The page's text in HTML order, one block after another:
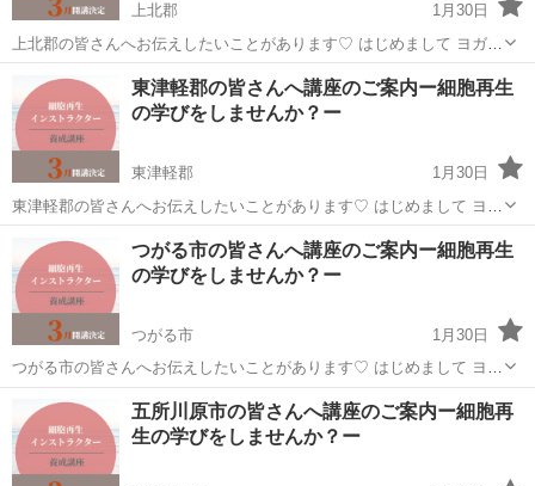
上北郡
1月30日
上北郡の皆さんへお伝えしたいことがあります♡ はじめまして ヨガイ
ンストラクターのハルナです 私が細胞再生の学びをした キッカケは産
後に一気に上がった 健康意識ですが 学ぶにつれて分かったことが ...
青森 生活知識 講座
東津軽郡の皆さんへ講座のご案内ー細胞再生
の学びをしませんか？ー
東津軽郡
1月30日
東津軽郡の皆さんへお伝えしたいことがあります♡ はじめまして ヨガ
インストラクターのハルナです 私が細胞再生の学びをした キッカケは
産後に一気に上がった 健康意識ですが 学ぶにつれて分かったことが...
青森 生活知識
つがる市の皆さんへ講座のご案内ー細胞再生
の学びをしませんか？ー
つがる市
1月30日
つがる市の皆さんへお伝えしたいことがあります♡ はじめまして ヨガ
インストラクターのハルナです 私が細胞再生の学びをした キッカケは
産後に一気に上がった 健康意識ですが 学ぶにつれて分かったことが...
青森 つがる市 生活知識 講座
五所川原市の皆さんへ講座のご案内ー細胞再
生の学びをしませんか？ー